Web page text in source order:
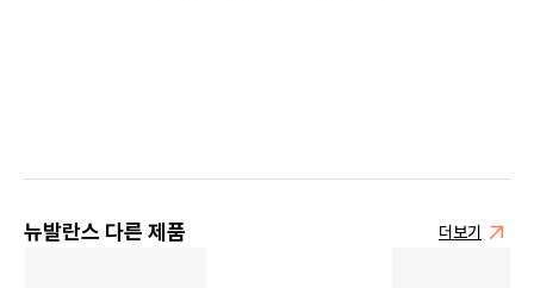
뉴발란스 다른 제품 더보기